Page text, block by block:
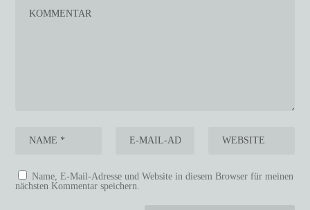
Name, E-Mail-Adresse und Website in diesem Browser für meinen
nächsten Kommentar speichern.